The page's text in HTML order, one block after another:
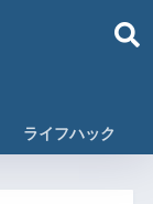
ライフハック